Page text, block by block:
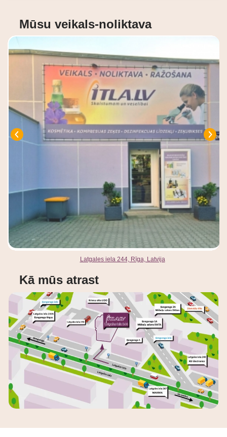
Mūsu veikals-noliktava
Latgales iela 244, Rīga, Latvija
Kā mūs atrast